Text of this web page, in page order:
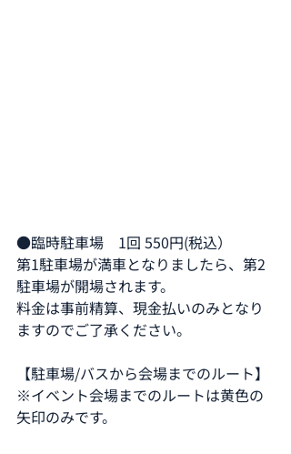
●臨時駐車場　1回 550円(税込）
第1駐車場が満車となりましたら、第2
駐車場が開場されます。
料金は事前精算、現金払いのみとなり
ますのでご了承ください。
【駐車場/バスから会場までのルート】
※イベント会場までのルートは黄色の
矢印のみです。